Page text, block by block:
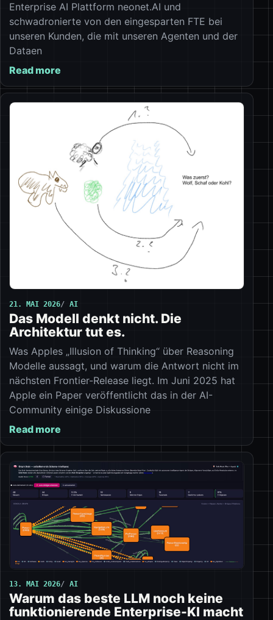
Enterprise AI Plattform neonet.AI und
schwadronierte von den eingesparten FTE bei
unseren Kunden, die mit unseren Agenten und der
Dataen
Read more
21. MAI 2026 AI
Das Modell denkt nicht. Die
Architektur tut es.
Was Apples „Illusion of Thinking“ über Reasoning
Modelle aussagt, und warum die Antwort nicht im
nächsten Frontier-Release liegt. Im Juni 2025 hat
Apple ein Paper veröffentlicht das in der AI-
Community einige Diskussione
Read more
13. MAI 2026 AI
Warum das beste LLM noch keine
funktionierende Enterprise-KI macht